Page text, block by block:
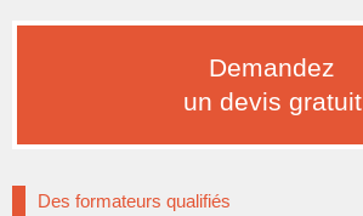
Demandez
un devis gratuit
Des formateurs qualifiés